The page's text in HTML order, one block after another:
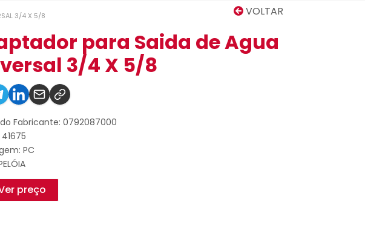
VOLTAR
3/4 X 5/8
para Saida de Agua
3/4 X 5/8
Fabricante: 0792087000
PC
preço